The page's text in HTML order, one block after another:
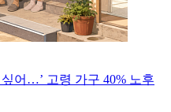
어…’ 고령 가구 40% 노후